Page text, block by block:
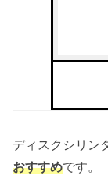
ディスクシリン
おすすめです。